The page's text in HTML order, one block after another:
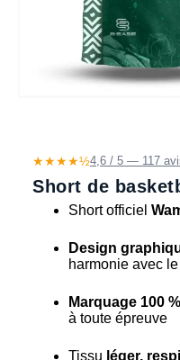
★★★★½4,6 / 5 — 117
Short de
Short officiel
Design
harmonie avec
Marquage 100
à toute épreuve
Tissu léger,